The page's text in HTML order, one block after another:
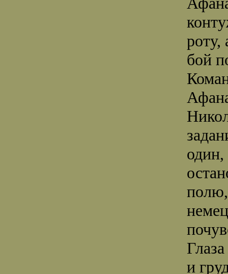
роту,
бой
и